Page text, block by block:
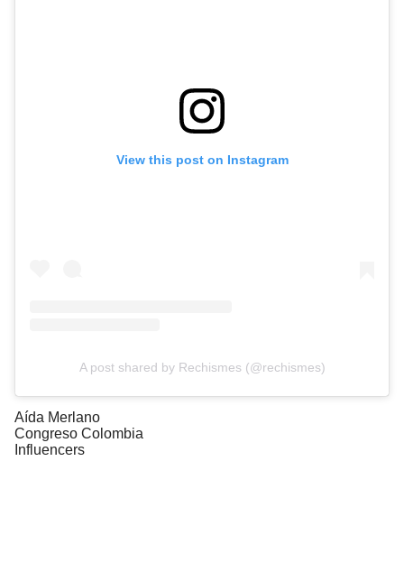
View this post on Instagram
A post shared by Rechismes (@rechismes)
Aída Merlano
Congreso Colombia
Influencers